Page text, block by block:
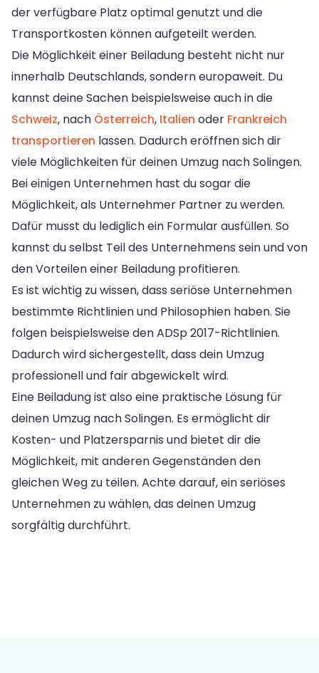
der verfügbare Platz optimal genutzt und die
Transportkosten können aufgeteilt werden.
Die Möglichkeit einer Beiladung besteht nicht nur
innerhalb Deutschlands, sondern europaweit. Du
kannst deine Sachen beispielsweise auch in die
Schweiz, nach Österreich, Italien oder Frankreich
transportieren lassen. Dadurch eröffnen sich dir
viele Möglichkeiten für deinen Umzug nach Solingen.
Bei einigen Unternehmen hast du sogar die
Möglichkeit, als Unternehmer Partner zu werden.
Dafür musst du lediglich ein Formular ausfüllen. So
kannst du selbst Teil des Unternehmens sein und von
den Vorteilen einer Beiladung profitieren.
Es ist wichtig zu wissen, dass seriöse Unternehmen
bestimmte Richtlinien und Philosophien haben. Sie
folgen beispielsweise den ADSp 2017-Richtlinien.
Dadurch wird sichergestellt, dass dein Umzug
professionell und fair abgewickelt wird.
Eine Beiladung ist also eine praktische Lösung für
deinen Umzug nach Solingen. Es ermöglicht dir
Kosten- und Platzersparnis und bietet dir die
Möglichkeit, mit anderen Gegenständen den
gleichen Weg zu teilen. Achte darauf, ein seriöses
Unternehmen zu wählen, das deinen Umzug
sorgfältig durchführt.